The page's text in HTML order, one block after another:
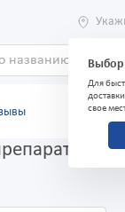
Выбор
Для
свое